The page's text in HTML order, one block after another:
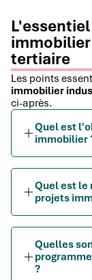
tertiaire
Les points
immobilier
ci-après.
Quel est
immobilier
Quel est le
projets
Quelles
?